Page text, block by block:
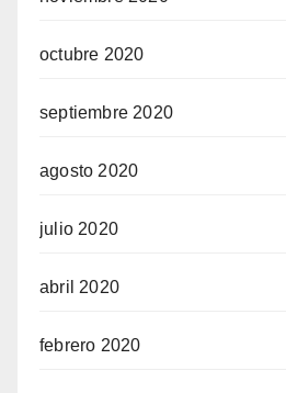
octubre 2020
septiembre 2020
agosto 2020
julio 2020
abril 2020
febrero 2020